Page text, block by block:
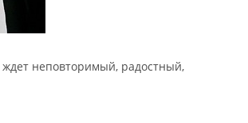
неповторимый, радостный,